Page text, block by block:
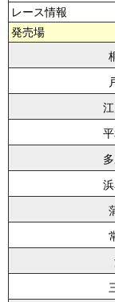
レース情報
発売場
江